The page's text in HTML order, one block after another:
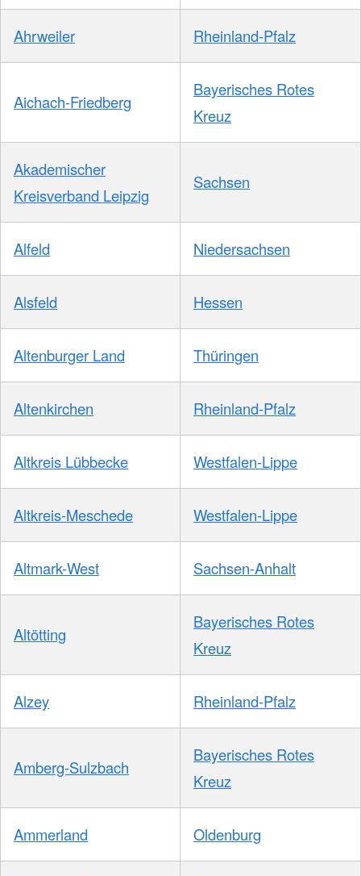
Ahrweiler Rheinland-Pfalz
Aichach-Friedberg
Bayerisches Rotes
Kreuz
Akademischer
Kreisverband Leipzig
Sachsen
Alfeld Niedersachsen
Alsfeld Hessen
Altenburger Land Thüringen
Altenkirchen Rheinland-Pfalz
Altkreis Lübbecke Westfalen-Lippe
Altkreis-Meschede Westfalen-Lippe
Altmark-West Sachsen-Anhalt
Altötting
Bayerisches Rotes
Kreuz
Alzey Rheinland-Pfalz
Amberg-Sulzbach
Bayerisches Rotes
Kreuz
Ammerland Oldenburg